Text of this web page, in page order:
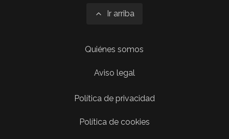
Ir arriba
Quiénes somos
Aviso legal
Política de privacidad
Política de cookies